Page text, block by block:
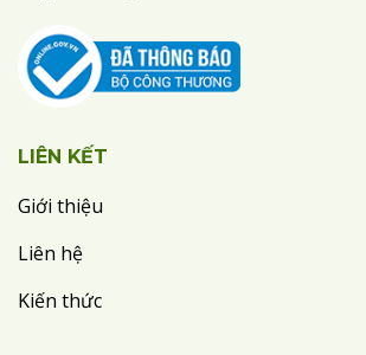
LIÊN KẾT
Giới thiệu
Liên hệ
Kiến thức